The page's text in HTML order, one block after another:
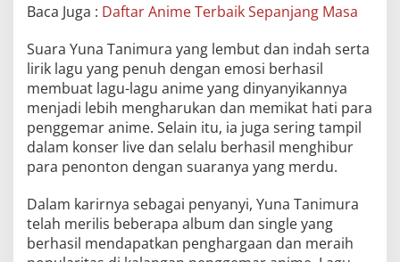
Baca Juga : Daftar Anime Terbaik Sepanjang Masa
Suara Yuna Tanimura yang lembut dan indah serta
lirik lagu yang penuh dengan emosi berhasil
membuat lagu-lagu anime yang dinyanyikannya
menjadi lebih mengharukan dan memikat hati para
penggemar anime. Selain itu, ia juga sering tampil
dalam konser live dan selalu berhasil menghibur
para penonton dengan suaranya yang merdu.
Dalam karirnya sebagai penyanyi, Yuna Tanimura
telah merilis beberapa album dan single yang
berhasil mendapatkan penghargaan dan meraih